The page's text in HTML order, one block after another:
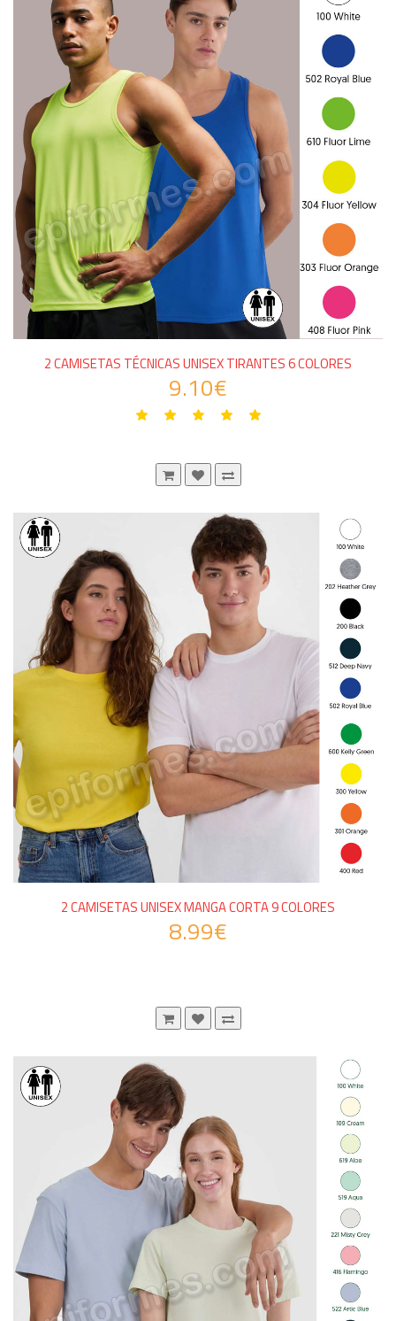
2 CAMISETAS TÉCNICAS UNISEX TIRANTES 6 COLORES
9.10€
2 CAMISETAS UNISEX MANGA CORTA 9 COLORES
8.99€